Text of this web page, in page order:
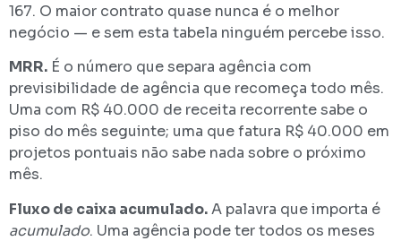
167. O maior contrato quase nunca é o melhor
negócio — e sem esta tabela ninguém percebe isso.
MRR. É o número que separa agência com
previsibilidade de agência que recomeça todo mês.
Uma com R$ 40.000 de receita recorrente sabe o
piso do mês seguinte; uma que fatura R$ 40.000 em
projetos pontuais não sabe nada sobre o próximo
mês.
Fluxo de caixa acumulado.A palavra que importa é
acumulado. Uma agência pode ter todos os meses